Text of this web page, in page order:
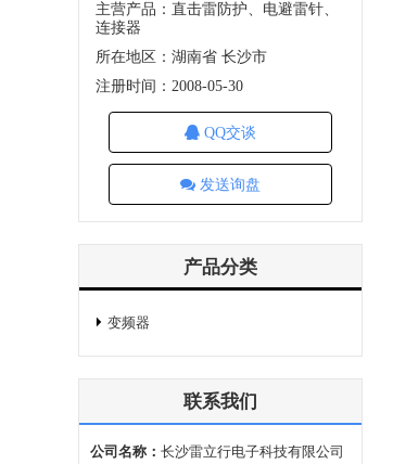
主营产品：直击雷防护、电避雷针、
连接器
所在地区：湖南省 长沙市
注册时间：2008-05-30
QQ交谈
发送询盘
产品分类
变频器
联系我们
公司名称： 长沙雷立行电子科技有限公司